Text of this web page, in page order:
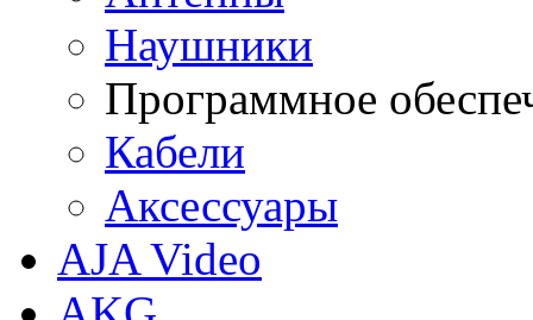
Наушники
Программное
Кабели
Аксессуары
AJA Video